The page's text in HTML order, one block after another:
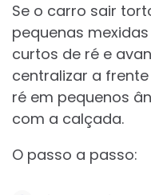
Se o carro sair
pequenas
curtos de ré e
centralizar a
ré em pequenos
com a calçada.
O passo a passo: